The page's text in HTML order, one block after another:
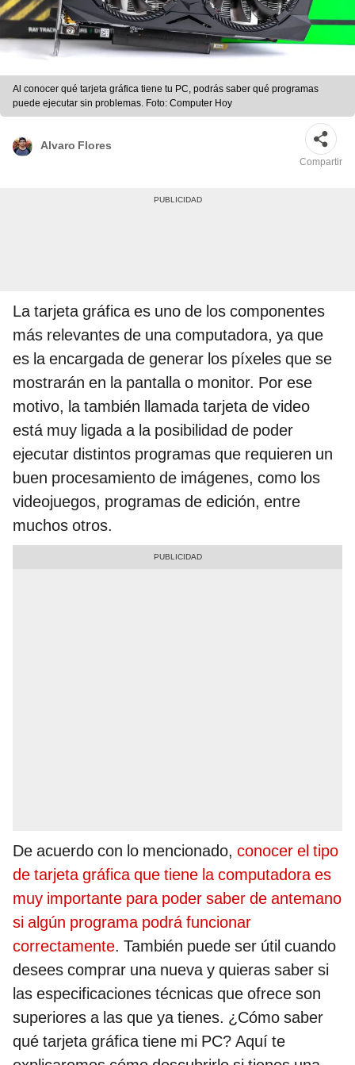
Al conocer qué tarjeta gráfica tiene tu PC, podrás saber qué programas
puede ejecutar sin problemas. Foto: Computer Hoy
Alvaro Flores
Compartir
La tarjeta gráfica es uno de los componentes
más relevantes de una computadora, ya que
es la encargada de generar los píxeles que se
mostrarán en la pantalla o monitor. Por ese
motivo, la también llamada tarjeta de video
está muy ligada a la posibilidad de poder
ejecutar distintos programas que requieren un
buen procesamiento de imágenes, como los
videojuegos, programas de edición, entre
muchos otros.
De acuerdo con lo mencionado, conocer el tipo
de tarjeta gráfica que tiene la computadora es
muy importante para poder saber de antemano
si algún programa podrá funcionar
correctamente. También puede ser útil cuando
desees comprar una nueva y quieras saber si
las especificaciones técnicas que ofrece son
superiores a las que ya tienes. ¿Cómo saber
qué tarjeta gráfica tiene mi PC? Aquí te